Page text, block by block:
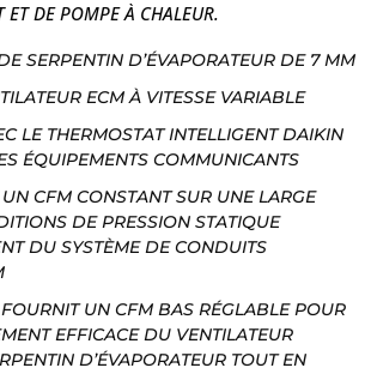
ET DE POMPE À CHALEUR.
SERPENTIN D’ÉVAPORATEUR DE 7 MM
ECM À VITESSE VARIABLE
LE THERMOSTAT INTELLIGENT DAIKIN
ÉQUIPEMENTS COMMUNICANTS
CFM CONSTANT SUR UNE LARGE
DE PRESSION STATIQUE
DU SYSTÈME DE CONDUITS
UN CFM BAS RÉGLABLE POUR
EFFICACE DU VENTILATEUR
D’ÉVAPORATEUR TOUT EN